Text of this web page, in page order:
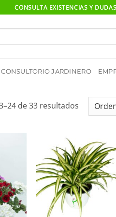
CONSULTA EXISTENCIAS Y
CONSULTORIO JARDINERO
de 33 resultadosOrdenado
por
deseos
Añadir
a la
lista de
deseos